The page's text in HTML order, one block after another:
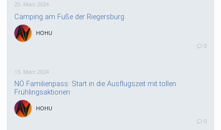
25. März 2024
Camping am Fuße der Riegersburg
HOHU
0
13. März 2024
NÖ Familienpass: Start in die Ausflugszeit mit tollen
Frühlingsaktionen
HOHU
0